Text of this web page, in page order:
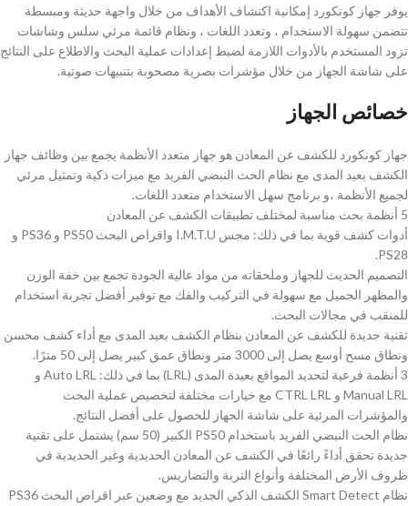
يوفر جهاز كونكورد إمكانية اكتشاف الأهداف من خلال واجهة حديثة ومبسطة
تتضمن سهولة الاستخدام ، وتعدد اللغات ، ونظام قائمة مرئي سلس وشاشات
تزود المستخدم بالأدوات اللازمة لضبط إعدادات عملية البحث والاطلاع على النتائج
على شاشة الجهاز من خلال مؤشرات بصرية مصحوبة بتنبيهات صوتية.
خصائص الجهاز
جهاز كونكورد للكشف عن المعادن هو جهاز متعدد الأنظمة يجمع بين وظائف جهاز
الكشف بعيد المدى مع نظام الحث النبضي الفريد مع ميزات ذكية وتمثيل مرئي
لجميع الأنظمة ،و برنامج سهل الاستخدام متعدد اللغات.
5 أنظمة بحث مناسبة لمختلف تطبيقات الكشف عن المعادن
أدوات كشف قوية بما في ذلك: مجس I.M.T.U واقراص البحث PS50 و PS36 و
PS28.
التصميم الحديث للجهاز وملحقاته من مواد عالية الجودة تجمع بين خفة الوزن
والمظهر الجميل مع سهولة في التركيب والفك مع توفير أفضل تجربة استخدام
للمنقب في مجالات البحث.
تقنية جديدة للكشف عن المعادن بنظام الكشف بعيد المدى مع أداء كشف محسن
ونطاق مسح أوسع يصل إلى 3000 متر ونطاق عمق كبير يصل إلى 50 مترًا.
Manual LRL و ​​CTRL LRL مع خيارات مختلفة لتخصيص عملية البحث
والمؤشرات المرئية على شاشة الجهاز للحصول على أفضل النتائج.
نظام الحث النبضي الفريد باستخدام PS50 الكبير (50 سم) يشتمل على تقنية
جديدة تحقق أداءً رائعًا في الكشف عن المعادن الحديدية وغير الحديدية في
ظروف الأرض المختلفة وأنواع التربة والتضاريس.
نظام Smart Detect الكشف الذكي الجديد مع وضعين عبر اقراص البحث PS36